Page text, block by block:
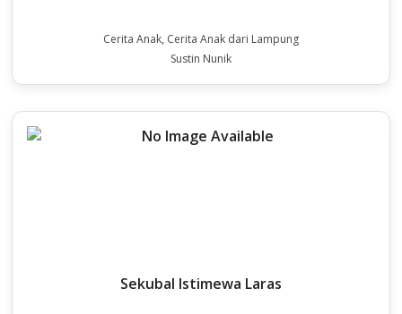
Cerita Anak, Cerita Anak dari Lampung
Sustin Nunik
Sekubal Istimewa Laras